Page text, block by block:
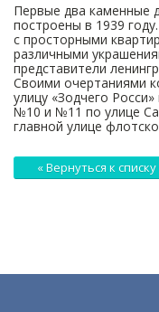
Первые два каменные
построены в 1939
с просторными
различными
представители
Своими очертаниями
улицу «Зодчего
№10 и №11 по улице
главной улице
« Вернуться к